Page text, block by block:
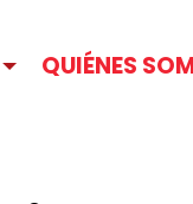
QUIÉNES